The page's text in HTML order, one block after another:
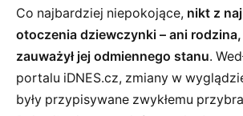
Co najbardziej niepokojące, nikt z
otoczenia dziewczynki – ani rodzina,
zauważył jej odmiennego stanu.
portalu iDNES.cz, zmiany w
były przypisywane zwykłemu